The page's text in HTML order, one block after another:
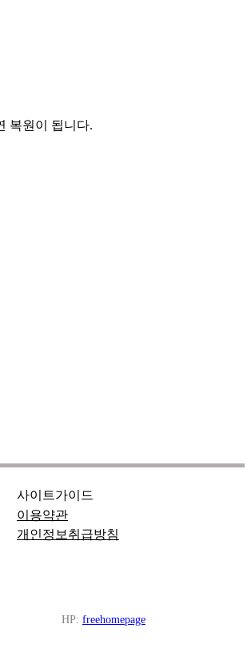
복원이 됩니다.
사이트가이드
이용약관
개인정보취급방침
HP: freehomepage